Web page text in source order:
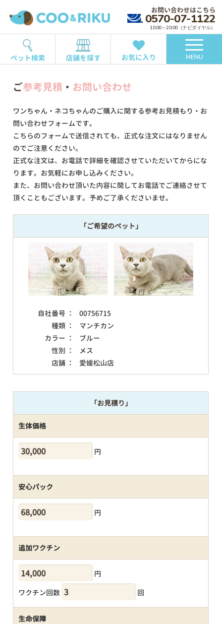
お問い合わせはこちら
0570-07-1122
10:00～20:00（ナビダイヤル）
ペット検索 店舗を探す お気に入り MENU
ご参考見積 ・ お問い合わせ
ワンちゃん・ネコちゃんのご購入に関する参考お見積もり・お
問い合わせフォームです。
こちらのフォームで送信されても、正式な注文にはなりません
のでご注意ください。
正式な注文は、お電話で詳細を確認させていただいてからにな
ります。お気軽にお申し込みください。
また、お問い合わせ頂いた内容に関してお電話でご連絡させて
頂くこともございます。予めご了承くださいませ。
「ご希望のペット」
自社番号 ：
00756715
種類 ：
マンチカン
カラー ：
ブルー
性別 ：
メス
店舗 ：
愛媛松山店
「お見積り」
生体価格
円
安心パック
円
追加ワクチン
円
ワクチン回数
回
生命保障